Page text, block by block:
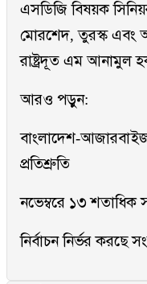
এসডিজি বিষয়ক
মোরশেদ, তুরস্ক এবং
রাষ্ট্রদূত এম আনামুল
আরও পড়ুন:
বাংলাদেশ-
প্রতিশ্রুতি
নভেম্বরে ১৩ শতাধিক
নির্বাচন নির্ভর